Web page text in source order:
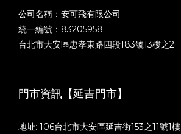
公司名稱：安可飛有限公司
統一編號：83205958
台北市大安區忠孝東路四段183號13樓之2
門市資訊【延吉門市】
地址: 106台北市大安區延吉街153之11號1樓